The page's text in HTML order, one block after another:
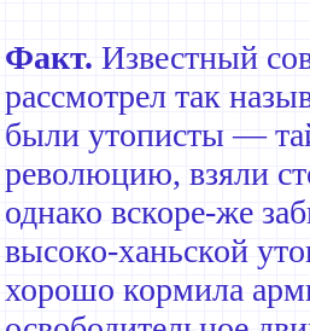
Факт. Известный
рассмотрел так
были утописты —
революцию, взяли
однако вскоре-же
высоко-ханьской
хорошо кормила